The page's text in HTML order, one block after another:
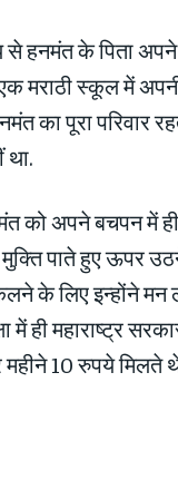
से हनमंत के पिता
मराठी स्कूल में
का पूरा परिवार
था.
को अपने बचपन में
पाते हुए ऊपर
के लिए इन्होंने
में ही महाराष्ट्र
महीने 10 रुपये मिलते